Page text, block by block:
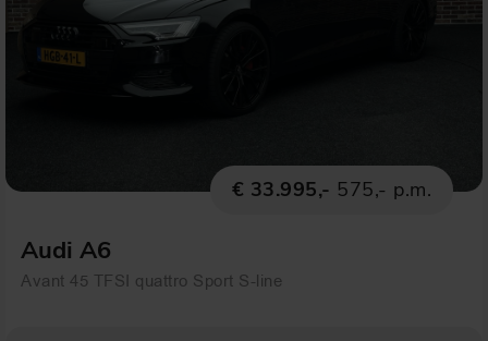
€ 33.995,- 575,- p.m.
Audi A6
Avant 45 TFSI quattro Sport S-line